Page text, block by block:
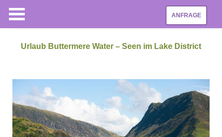
ANFRAGE
Urlaub Buttermere Water – Seen im Lake District